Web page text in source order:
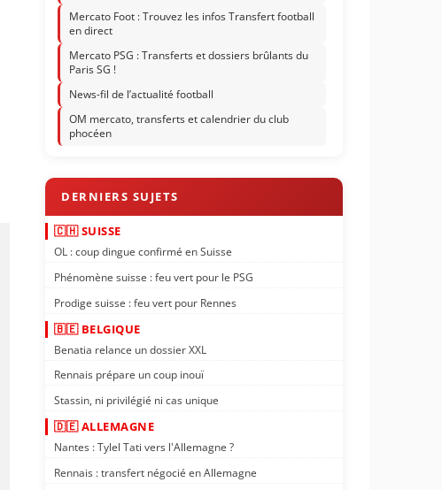
Mercato Foot : Trouvez les infos Transfert football
en direct
Mercato PSG : Transferts et dossiers brûlants du
Paris SG !
News-fil de l’actualité football
OM mercato, transferts et calendrier du club
phocéen
🇨🇭 SUISSE
OL : coup dingue confirmé en Suisse
Phénomène suisse : feu vert pour le PSG
Prodige suisse : feu vert pour Rennes
🇧🇪 BELGIQUE
Benatia relance un dossier XXL
Rennais prépare un coup inouï
Stassin, ni privilégié ni cas unique
🇩🇪 ALLEMAGNE
Nantes : Tylel Tati vers l'Allemagne ?
Rennais : transfert négocié en Allemagne